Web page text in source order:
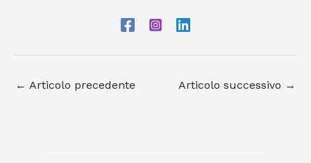
← Articolo precedente Articolo successivo →